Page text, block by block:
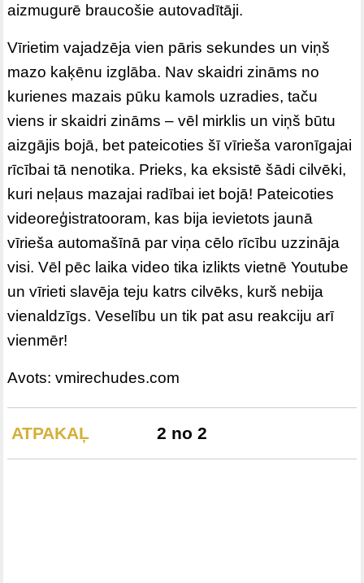
aizmugurē braucošie autovadītāji.
Vīrietim vajadzēja vien pāris sekundes un viņš
mazo kaķēnu izglāba. Nav skaidri zināms no
kurienes mazais pūku kamols uzradies, taču
viens ir skaidri zināms – vēl mirklis un viņš būtu
aizgājis bojā, bet pateicoties šī vīrieša varonīgajai
rīcībai tā nenotika. Prieks, ka eksistē šādi cilvēki,
kuri neļaus mazajai radībai iet bojā! Pateicoties
videoreģistratooram, kas bija ievietots jaunā
vīrieša automašīnā par viņa cēlo rīcību uzzināja
visi. Vēl pēc laika video tika izlikts vietnē Youtube
un vīrieti slavēja teju katrs cilvēks, kurš nebija
vienaldzīgs. Veselību un tik pat asu reakciju arī
vienmēr!
Avots: vmirechudes.com
ATPAKAĻ 2 no 2